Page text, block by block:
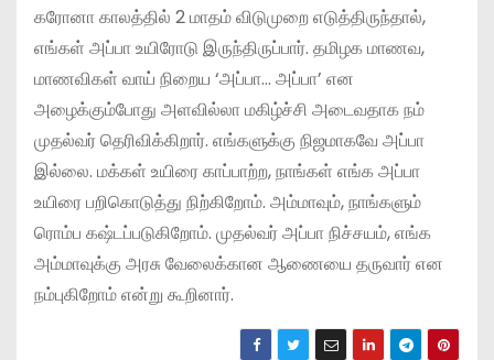
கரோனா காலத்தில் 2 மாதம் விடுமுறை எடுத்திருந்தால்,
எங்கள் அப்பா உயிரோடு இருந்திருப்பார். தமிழக மாணவ,
மாணவிகள் வாய் நிறைய ‘அப்பா… அப்பா’ என
அழைக்கும்போது அளவில்லா மகிழ்ச்சி அடைவதாக நம்
முதல்வர் தெரிவிக்கிறார். எங்களுக்கு நிஜமாகவே அப்பா
இல்லை. மக்கள் உயிரை காப்பாற்ற, நாங்கள் எங்க அப்பா
உயிரை பறிகொடுத்து நிற்கிறோம். அம்மாவும், நாங்களும்
ரொம்ப கஷ்டப்படுகிறோம். முதல்வர் அப்பா நிச்சயம், எங்க
அம்மாவுக்கு அரசு வேலைக்கான ஆணையை தருவார் என
நம்புகிறோம் என்று கூறினார்.